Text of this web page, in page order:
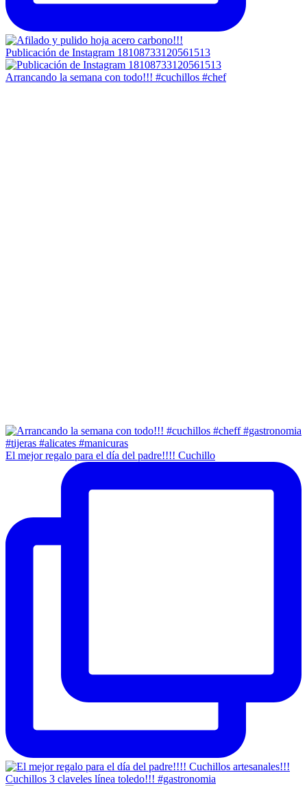
Publicación de Instagram 18108733120561513
Arrancando la semana con todo!!! #cuchillos #chef
El mejor regalo para el día del padre!!!! Cuchillo
Cuchillos 3 claveles línea toledo!!! #gastronomia